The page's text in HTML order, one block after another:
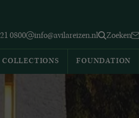
0800 info@avilareizen.nl Zoeken
COLLECTIONS FOUNDATION